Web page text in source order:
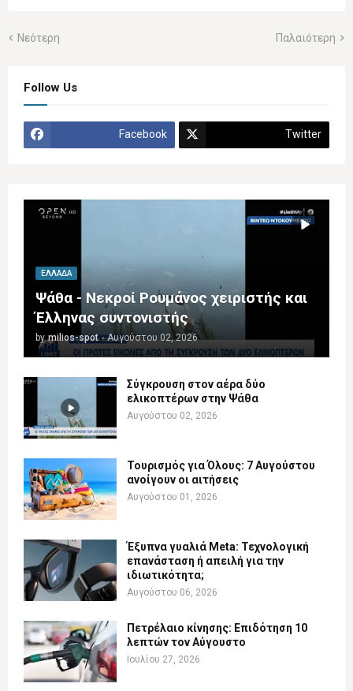
Νεότερη Παλαιότερη
Follow Us
Facebook Twitter
ΕΛΛΆΔΑ
Ψάθα - Νεκροί Ρουμάνος χειριστής και
Έλληνας συντονιστής
by milios-spot - Αυγούστου 02, 2026
Σύγκρουση στον αέρα δύο
ελικοπτέρων στην Ψάθα
Αυγούστου 02, 2026
Τουρισμός για Όλους: 7 Αυγούστου
ανοίγουν οι αιτήσεις
Αυγούστου 01, 2026
Έξυπνα γυαλιά Meta: Τεχνολογική
επανάσταση ή απειλή για την
ιδιωτικότητα;
Αυγούστου 06, 2026
Πετρέλαιο κίνησης: Επιδότηση 10
λεπτών τον Αύγουστο
Ιουλίου 27, 2026